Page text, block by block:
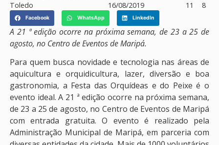
Toledo
16/08/2019
11
8
Facebook WhatsApp LinkedIn
A 21 ª edição ocorre na próxima semana, de 23 a 25 de
agosto, no Centro de Eventos de Maripá.
Para quem busca novidade e tecnologia nas áreas de
aquicultura e orquidicultura, lazer, diversão e boa
gastronomia, a Festa das Orquídeas e do Peixe é o
evento ideal. A 21 ª edição ocorre na próxima semana,
de 23 a 25 de agosto, no Centro de Eventos de Maripá
com entrada gratuita. O evento é realizado pela
Administração Municipal de Maripá, em parceria com